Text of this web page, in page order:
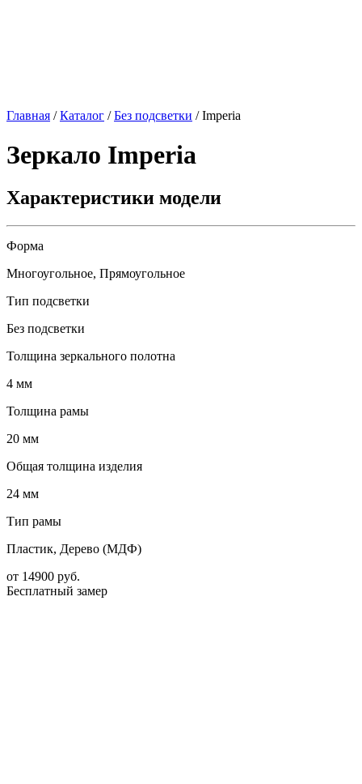
Главная /Каталог /Без подсветки /Imperia
Зеркало Imperia
Характеристики модели
Форма
Многоугольное, Прямоугольное
Тип подсветки
Без подсветки
Толщина зеркального полотна
4 мм
Толщина рамы
20 мм
Общая толщина изделия
24 мм
Тип рамы
Пластик, Дерево (МДФ)
от 14900 руб.
Бесплатный замер